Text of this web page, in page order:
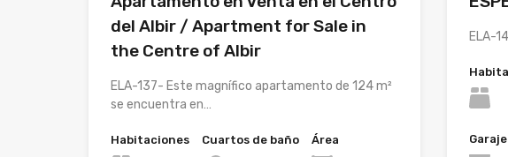
del Albir / Apartment for Sale in
the Centre of Albir
ELA-137- Este magnífico apartamento de 124 m²
se encuentra en…
Habitaciones Cuartos de baño Área
ELA-
Garaje